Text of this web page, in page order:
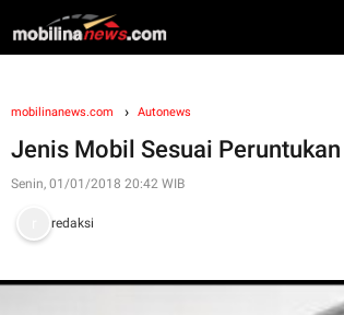
mobilinanews.com Autonews
Jenis Mobil Sesuai
Senin, 01/01/2018 20:42 WIB
redaksi